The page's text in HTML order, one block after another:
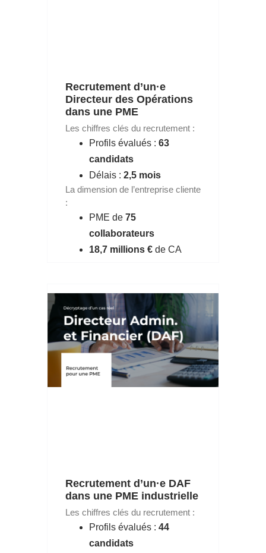
Recrutement d’un·e
Directeur des Opérations
dans une PME
Les chiffres clés du recrutement :
Profils évalués : 63
candidats
Délais : 2,5 mois
La dimension de l’entreprise cliente
:
PME de 75
collaborateurs
18,7 millions € de CA
Recrutement d’un·e DAF
dans une PME industrielle
Les chiffres clés du recrutement :
Profils évalués : 44
candidats